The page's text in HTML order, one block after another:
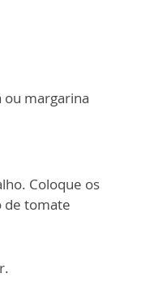
ou margarina
Coloque os
de tomate